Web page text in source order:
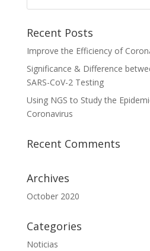
Recent Posts
Improve the Efficiency of
Significance & Difference
SARS-CoV-2 Testing
Using NGS to Study the
Coronavirus
Recent Comments
Archives
October 2020
Categories
Noticias